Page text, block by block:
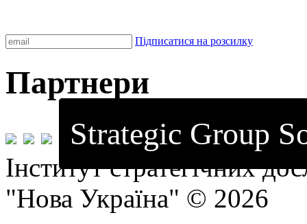
Підписатися на розсилку
Партнери
Strategic Group
Інститут стратегічних
"Нова Україна" © 2026